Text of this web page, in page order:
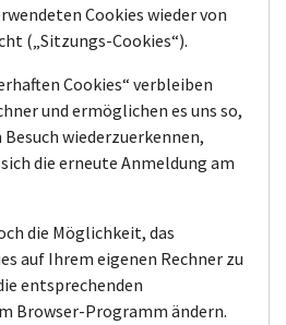
Cookies wieder von
(„Sitzungs-Cookies“).
Cookies“ verbleiben
und ermöglichen es uns so,
wiederzuerkennen,
die erneute Anmeldung am
die Möglichkeit, das
auf Ihrem eigenen Rechner zu
entsprechenden
Browser-Programm ändern.